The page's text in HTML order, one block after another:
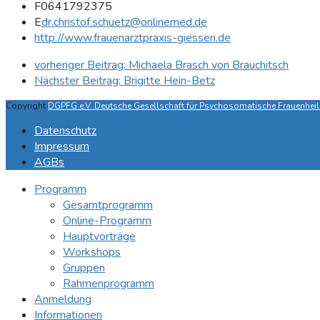
F0641792375
Edr.christof.schuetz@onlinemed.de
http://www.frauenarztpraxis-giessen.de
vorheriger Beitrag: Michaela Brasch von Brauchitsch
Nächster Beitrag: Brigitte Hein-Betz
Copyright DGPFG e.V. Deutsche Gesellschaft für Psychosomatische
Datenschutz
Impressum
AGBs
Programm
Gesamtprogramm
Online-Programm
Hauptvorträge
Workshops
Gruppen
Rahmenprogramm
Anmeldung
Informationen